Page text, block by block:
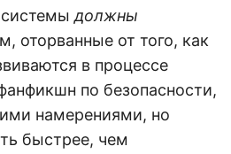
системыдолжны
оторванные от того, как
в процессе
по безопасности,
намерениями, но
быстрее, чем